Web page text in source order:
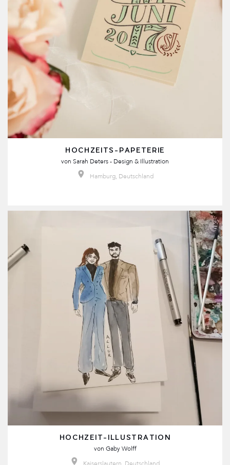
HOCHZEITS-PAPETERIE
von Sarah Deters - Design & Illustration
Hamburg, Deutschland
HOCHZEIT-ILLUSTRATION
von Gaby Wolff